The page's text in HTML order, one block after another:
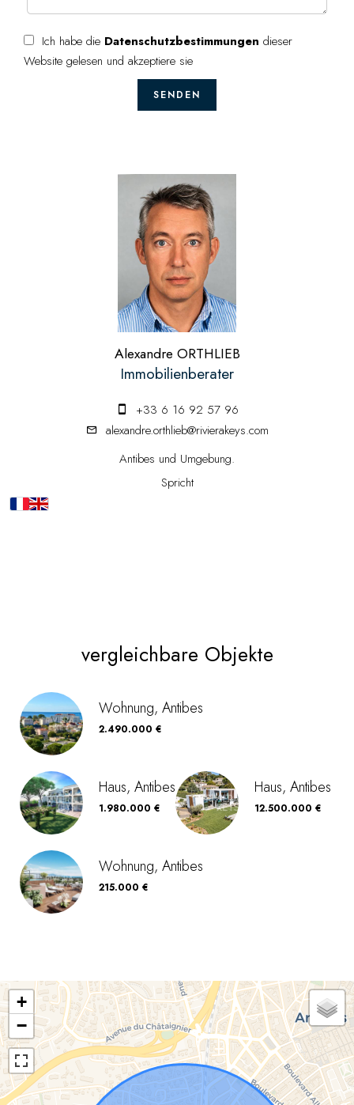
Ich habe die Datenschutzbestimmungen dieser
Website gelesen und akzeptiere sie
SENDEN
Alexandre ORTHLIEB
Immobilienberater
+33 6 16 92 57 96
alexandre.orthlieb@rivierakeys.com
Antibes und Umgebung.
Spricht
vergleichbare Objekte
Wohnung, Antibes
2.490.000 €
Haus, Antibes
1.980.000 €
Haus, Antibes
12.500.000 €
Wohnung, Antibes
215.000 €
+
−